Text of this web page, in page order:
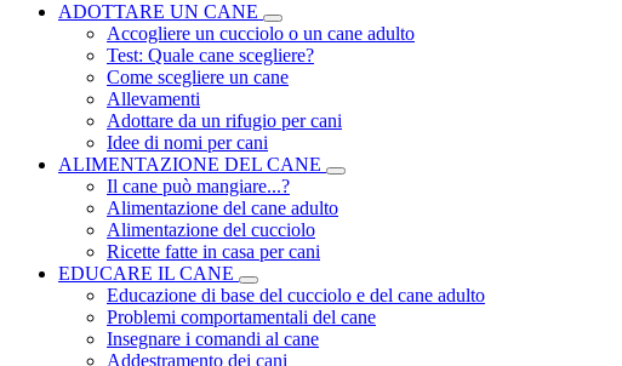
ADOTTARE UN CANE
Accogliere un cucciolo o un cane adulto
Test: Quale cane scegliere?
Come scegliere un cane
Allevamenti
Adottare da un rifugio per cani
Idee di nomi per cani
ALIMENTAZIONE DEL CANE
Il cane può mangiare...?
Alimentazione del cane adulto
Alimentazione del cucciolo
Ricette fatte in casa per cani
EDUCARE IL CANE
Educazione di base del cucciolo e del cane adulto
Problemi comportamentali del cane
Insegnare i comandi al cane
Addestramento dei cani